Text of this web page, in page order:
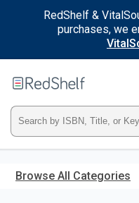
RedShelf &
purchases, we
main
RedShelf
Type
ISBN,
Title,
Browse All Categories